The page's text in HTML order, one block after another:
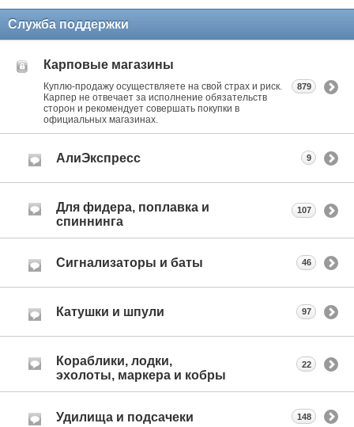
Служба поддержки
Карповые магазины
Куплю-продажу осуществляете на свой страх и риск.
Карпер не отвечает за исполнение обязательств
сторон и рекомендует совершать покупки в
официальных магазинах.
879
АлиЭкспресс 9
Для фидера, поплавка и
спиннинга
107
Сигнализаторы и баты 46
Катушки и шпули 97
Кораблики, лодки,
эхолоты, маркера и кобры
22
Удилища и подсачеки 148